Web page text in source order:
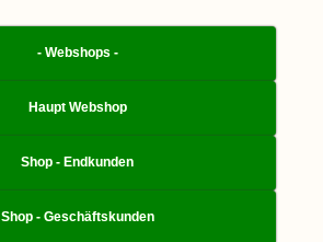
- Webshops -
Haupt Webshop
Shop - Endkunden
Shop - Geschäftskunden